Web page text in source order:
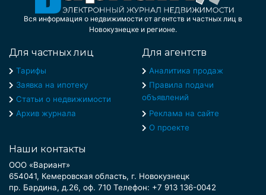
Вся информация о недвижимости от агентств и частных лиц в
Новокузнецке и регионе.
Для частных лиц
Тарифы
Заявка на ипотеку
Статьи о недвижимости
Архив журнала
Для агентств
Аналитика продаж
Правила подачи
объявлений
Реклама на сайте
О проекте
Наши контакты
ООО «Вариант»
654041, Кемеровская область, г. Новокузнецк
пр. Бардина, д.26, оф. 710 Телефон: +7 913 136-0042